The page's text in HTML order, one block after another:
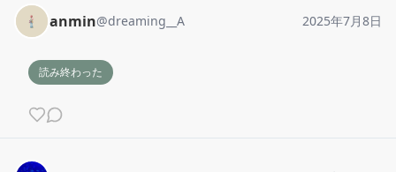
anmin@dreaming__A 2025年7月8日
読み終わった